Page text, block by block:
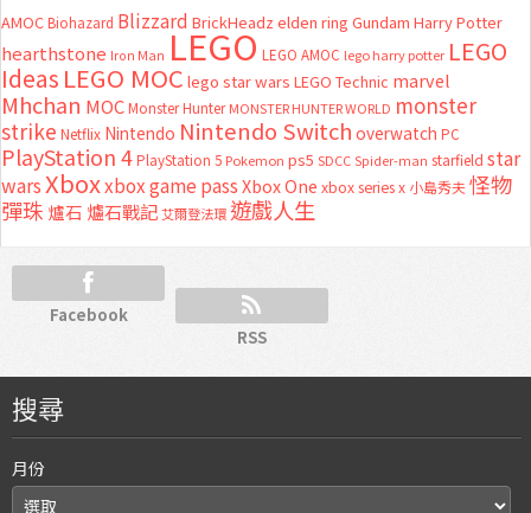
AMOC Biohazard Blizzard BrickHeadz elden ring Gundam Harry Potter
hearthstone Iron Man LEGO LEGO AMOC lego harry potter LEGO
Ideas LEGO MOC lego star wars LEGO Technic marvel
Mhchan MOC Monster Hunter MONSTER HUNTER WORLD monster
strike Netflix Nintendo Nintendo Switch overwatch PC
PlayStation 4 PlayStation 5 Pokemon ps5 SDCC Spider-man starfield star
warsXboxxbox game passXbox One xbox series x 小島秀夫怪物
彈珠 爐石 爐石戰記艾爾登法環 遊戲人生
Facebook
RSS
搜尋
月份